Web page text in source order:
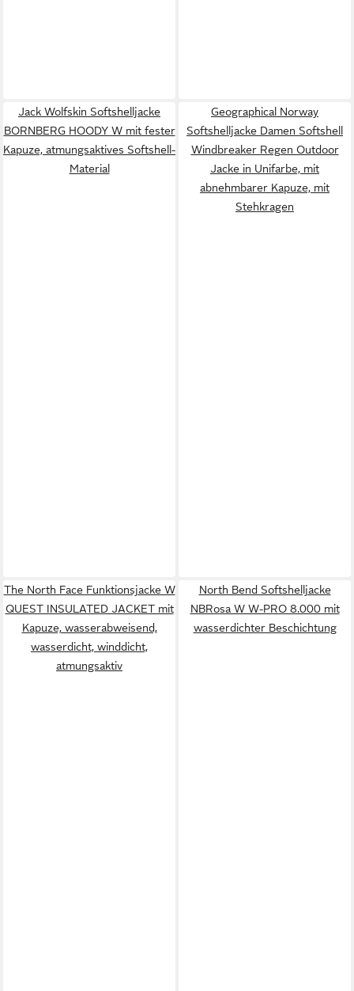
Jack Wolfskin Softshelljacke
BORNBERG HOODY W mit fester
Kapuze, atmungsaktives Softshell-
Material
Geographical Norway
Softshelljacke Damen Softshell
Windbreaker Regen Outdoor
Jacke in Unifarbe, mit
abnehmbarer Kapuze, mit
Stehkragen
The North Face Funktionsjacke W
QUEST INSULATED JACKET mit
Kapuze, wasserabweisend,
wasserdicht, winddicht,
atmungsaktiv
North Bend Softshelljacke
NBRosa W W-PRO 8.000 mit
wasserdichter Beschichtung